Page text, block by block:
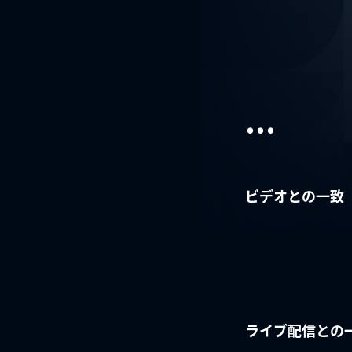
...
ビデオとの一致
ライブ配信との